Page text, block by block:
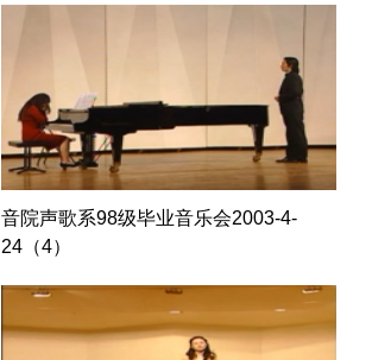
音院声歌系98级毕业音乐会2003-4-
24（4）